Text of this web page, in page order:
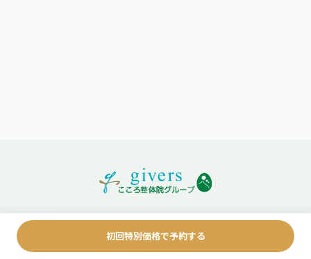
サービス
ホーム
初回特別価格で予約する